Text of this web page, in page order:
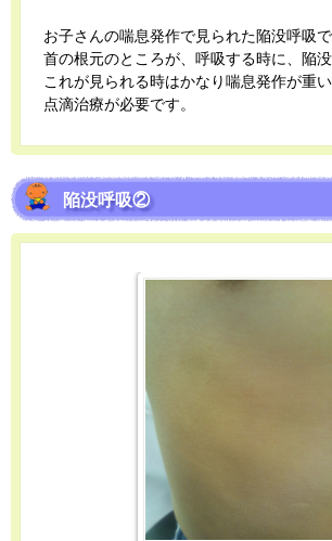
お子さんの喘息発作で見られた陥没呼吸で
首の根元のところが、呼吸する時に、陥没
これが見られる時はかなり喘息発作が重い
点滴治療が必要です。
陥没呼吸②